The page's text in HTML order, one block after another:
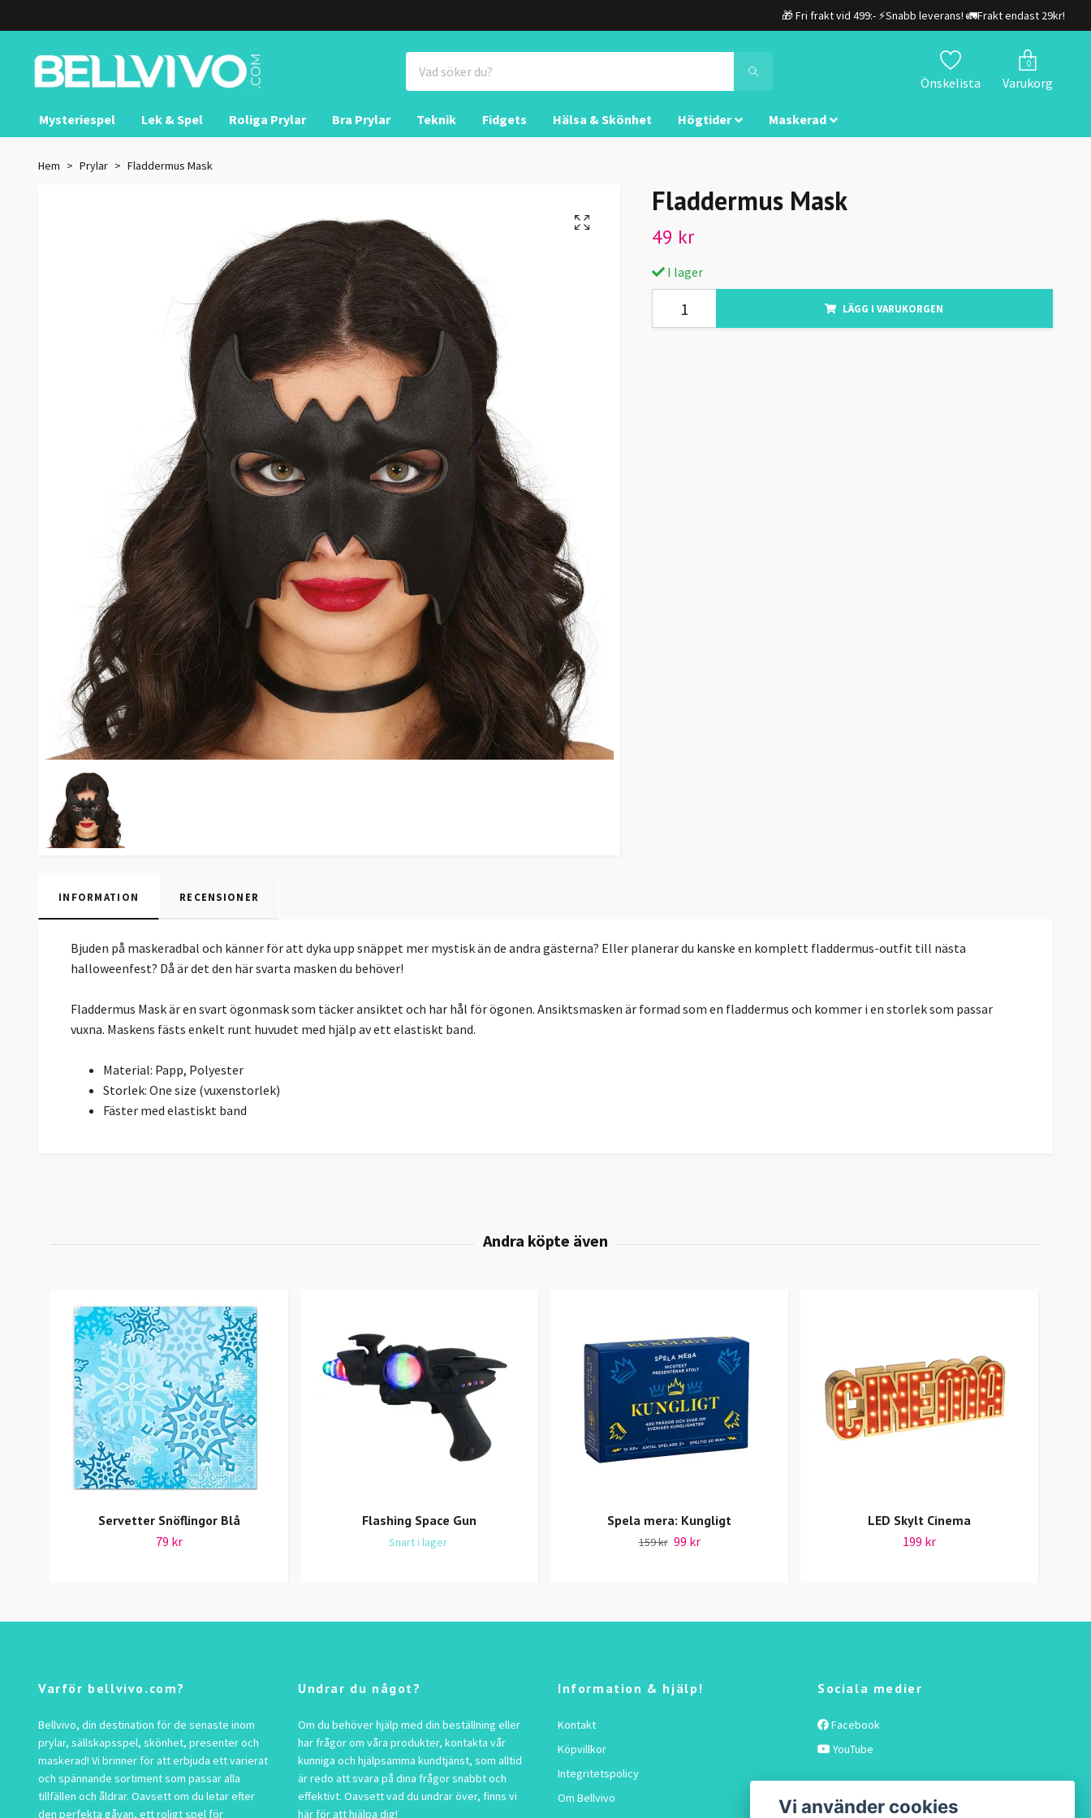
🎁 Fri frakt vid 499:- ⚡Snabb leverans! 🚛Frakt endast 29kr!
Önskelista
0
Varukorg
Mysteriespel Lek & Spel Roliga Prylar Bra Prylar Teknik Fidgets Hälsa & Skönhet Högtider Maskerad
Hem Prylar Fladdermus Mask
Fladdermus Mask
49 kr
I lager
LÄGG I VARUKORGEN
INFORMATION RECENSIONER
Bjuden på maskeradbal och känner för att dyka upp snäppet mer mystisk än de andra gästerna? Eller planerar du kanske en komplett fladdermus-outfit till nästa
halloweenfest? Då är det den här svarta masken du behöver!
Fladdermus Mask är en svart ögonmask som täcker ansiktet och har hål för ögonen. Ansiktsmasken är formad som en fladdermus och kommer i en storlek som passar
vuxna. Maskens fästs enkelt runt huvudet med hjälp av ett elastiskt band.
Material: Papp, Polyester
Storlek: One size (vuxenstorlek)
Fäster med elastiskt band
Servetter Snöflingor Blå
79 kr
Flashing Space Gun
Snart i lager
Spela mera: Kungligt
159 kr 99 kr
LED Skylt Cinema
199 kr
Varför bellvivo.com?
Bellvivo, din destination för de senaste inom
prylar, sällskapsspel, skönhet, presenter och
maskerad! Vi brinner för att erbjuda ett varierat
och spännande sortiment som passar alla
tillfällen och åldrar. Oavsett om du letar efter
den perfekta gåvan, ett roligt spel för
Undrar du något?
Om du behöver hjälp med din beställning eller
har frågor om våra produkter, kontakta vår
kunniga och hjälpsamma kundtjänst, som alltid
är redo att svara på dina frågor snabbt och
effektivt. Oavsett vad du undrar över, finns vi
här för att hjälpa dig!
Information & hjälp!
Kontakt
Köpvillkor
Integritetspolicy
Om Bellvivo
Sociala medier
Facebook
YouTube
Vi använder cookies